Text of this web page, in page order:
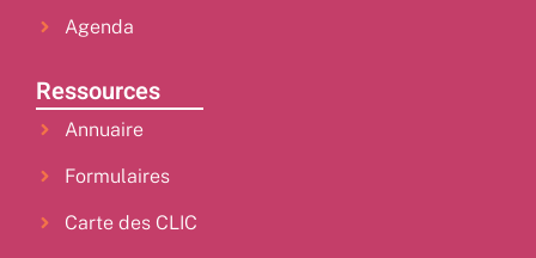
Agenda
Ressources
Annuaire
Formulaires
Carte des CLIC